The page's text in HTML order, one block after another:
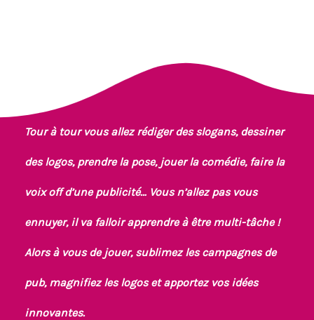
Tour à tour vous allez rédiger des slogans, dessiner
des logos, prendre la pose, jouer la comédie, faire la
voix off d’une publicité… Vous n’allez pas vous
ennuyer, il va falloir apprendre à être multi-tâche !
Alors à vous de jouer, sublimez les campagnes de
pub, magnifiez les logos et apportez vos idées
innovantes.